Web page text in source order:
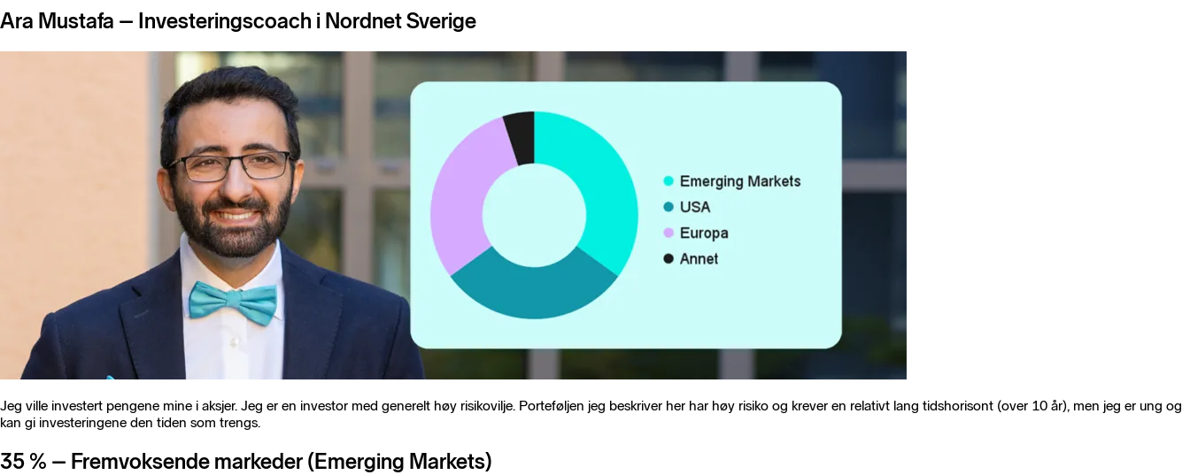
Ara Mustafa – Investeringscoach i Nordnet Sverige
Jeg ville investert pengene mine i aksjer. Jeg er en investor med generelt høy risikovilje. Porteføljen jeg beskriver her har høy risiko og krever en relativt lang tidshorisont (over 10 år), men jeg er ung og
kan gi investeringene den tiden som trengs.
35 % – Fremvoksende markeder (Emerging Markets)